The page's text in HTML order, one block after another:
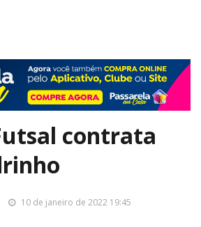
contrata
10 de janeiro de 2022 19:45